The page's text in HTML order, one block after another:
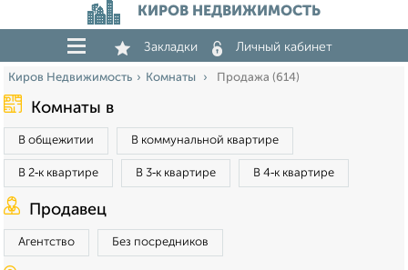
КИРОВ НЕДВИЖИМОСТЬ
Закладки Личный кабинет
Киров Недвижимость Комнаты Продажа (614)
Комнаты в
В общежитии В коммунальной квартире
В 2‑к квартире В 3‑к квартире В 4‑к квартире
Продавец
Агентство Без посредников